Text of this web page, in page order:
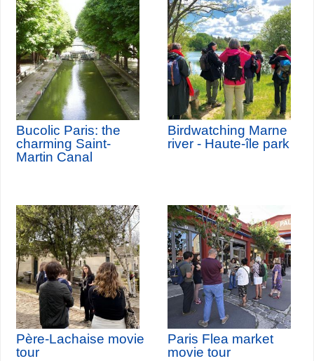
Bucolic Paris: the
charming Saint-
Martin Canal
Birdwatching Marne
river - Haute-île park
Père-Lachaise movie
tour
Paris Flea market
movie tour